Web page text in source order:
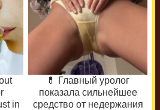
in
💊 Главный уролог
показала сильнейшее
средство от недержания